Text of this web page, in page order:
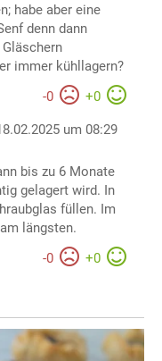
habe aber eine
denn dann
immer kühllagern?
-0 +0
um 08:29
bis zu 6 Monate
gelagert wird. In
füllen. Im
längsten.
-0 +0